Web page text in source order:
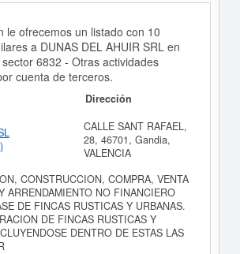
le ofrecemos un listado con 10
a DUNAS DEL AHUIR SRL en
6832 - Otras actividades
cuenta de terceros.
Dirección
CALLE SANT RAFAEL,
28, 46701, Gandia,
VALENCIA
CONSTRUCCION, COMPRA, VENTA
ARRENDAMIENTO NO FINANCIERO
DE FINCAS RUSTICAS Y URBANAS.
DE FINCAS RUSTICAS Y
DENTRO DE ESTAS LAS